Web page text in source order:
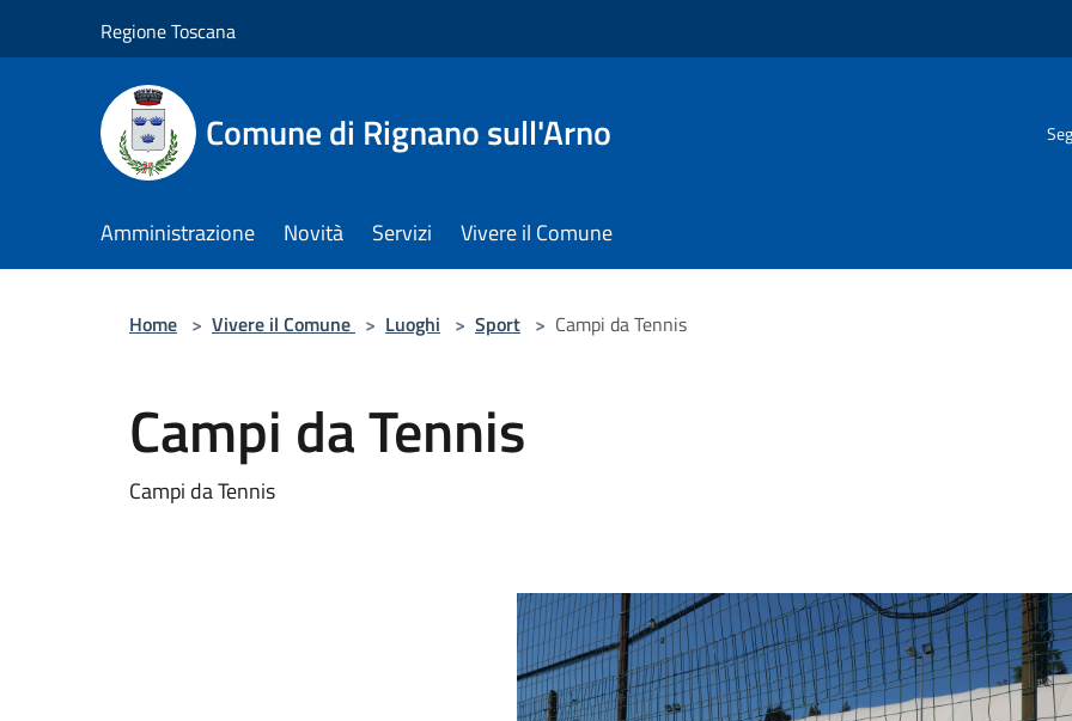
Regione Toscana
Comune di Rignano sull'Arno
Amministrazione Novità Servizi Vivere il Comune
Home > Vivere il Comune > Luoghi > Sport > Campi da Tennis
Campi da Tennis
Campi da Tennis